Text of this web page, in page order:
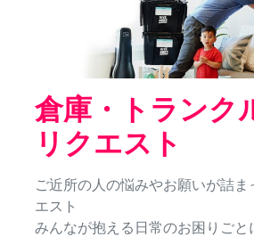
倉庫・トランク
リクエスト
ご近所の人の悩みやお願いが詰ま
エスト
みんなが抱える日常のお困りごと